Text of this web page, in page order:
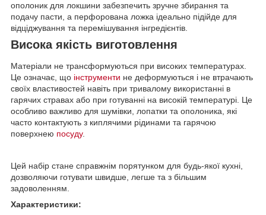
ополоник для локшини забезпечить зручне збирання та
подачу пасти, а перфорована ложка ідеально підійде для
відціджування та перемішування інгредієнтів.
Висока якість виготовлення
Матеріали не трансформуються при високих температурах.
Це означає, що інструменти не деформуються і не втрачають
своїх властивостей навіть при тривалому використанні в
гарячих стравах або при готуванні на високій температурі. Це
особливо важливо для шумівки, лопатки та ополоника, які
часто контактують з киплячими рідинами та гарячою
поверхнею посуду.
Цей набір стане справжнім порятунком для будь-якої кухні,
дозволяючи готувати швидше, легше та з більшим
задоволенням.
Характеристики: